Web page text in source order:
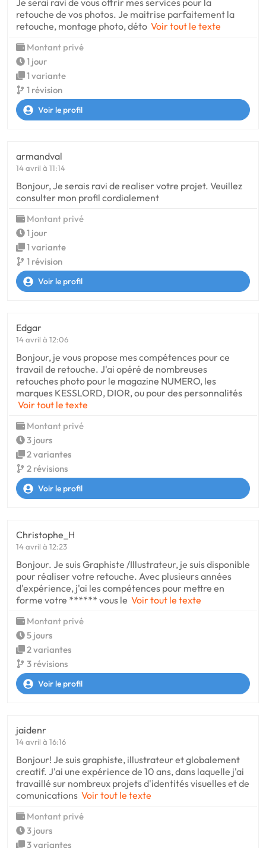
Je serai ravi de vous offrir mes services pour la
retouche de vos photos. Je maitrise parfaitement la
retouche, montage photo, déto Voir tout le texte
Montant privé
1 jour
1 variante
1 révision
Voir le profil
armandval
14 avril à 11:14
Bonjour, Je serais ravi de realiser votre projet. Veuillez
consulter mon profil cordialement
Montant privé
1 jour
1 variante
1 révision
Voir le profil
Edgar
14 avril à 12:06
Bonjour, je vous propose mes compétences pour ce
travail de retouche. J'ai opéré de nombreuses
retouches photo pour le magazine NUMERO, les
marques KESSLORD, DIOR, ou pour des personnalités
Voir tout le texte
Montant privé
3 jours
2 variantes
2 révisions
Voir le profil
Christophe_H
14 avril à 12:23
Bonjour. Je suis Graphiste /Illustrateur, je suis disponible
pour réaliser votre retouche. Avec plusieurs années
d'expérience, j'ai les compétences pour mettre en
forme votre ****** vous le Voir tout le texte
Montant privé
5 jours
2 variantes
3 révisions
Voir le profil
jaidenr
14 avril à 16:16
Bonjour! Je suis graphiste, illustrateur et globalement
creatif. J'ai une expérience de 10 ans, dans laquelle j'ai
travaillé sur nombreux projets d'identités visuelles et de
comunications Voir tout le texte
Montant privé
3 jours
3 variantes